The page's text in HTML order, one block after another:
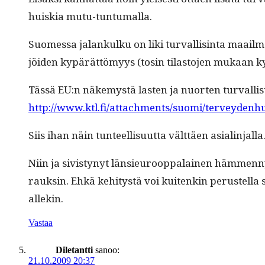
huiskia mutu-tuntumalla.
Suomes­sa jalankulku on liki tur­val­lis­in­ta
jöi­den kypärät­tömyys (tosin tilas­to­jen mukaan
Tässä EU:n näke­mys­tä las­ten ja nuorten
http://www.ktl.fi/attachments/suomi/
Siis ihan näin tun­teel­lisu­ut­ta vält­täen asialinjalla.
Niin ja sivistynyt län­sieu­roop­palainen
rauksin. Ehkä kehi­tys­tä voi kuitenkin perustel­la
allekin.
Vastaa
Diletantti sanoo:
21.10.2009 20:37